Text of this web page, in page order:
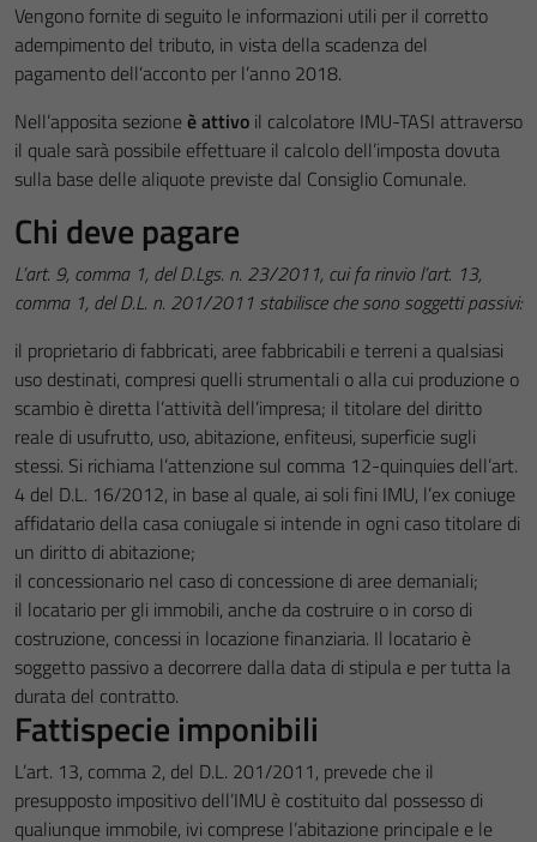
Vengono fornite di seguito le informazioni utili per il corretto
adempimento del tributo, in vista della scadenza del
pagamento dell’acconto per l’anno 2018.
Nell’apposita sezioneè attivo il calcolatore IMU-TASI attraverso
il quale sarà possibile effettuare il calcolo dell’imposta dovuta
sulla base delle aliquote previste dal Consiglio Comunale.
Chi deve pagare
L’art. 9, comma 1, del D.Lgs. n. 23/2011, cui fa rinvio l’art. 13,
comma 1, del D.L. n. 201/2011 stabilisce che sono soggetti passivi:
il proprietario di fabbricati, aree fabbricabili e terreni a qualsiasi
uso destinati, compresi quelli strumentali o alla cui produzione o
scambio è diretta l’attività dell’impresa; il titolare del diritto
reale di usufrutto, uso, abitazione, enfiteusi, superficie sugli
stessi. Si richiama l’attenzione sul comma 12-quinquies dell’art.
4 del D.L. 16/2012, in base al quale, ai soli fini IMU, l’ex coniuge
affidatario della casa coniugale si intende in ogni caso titolare di
un diritto di abitazione;
il concessionario nel caso di concessione di aree demaniali;
il locatario per gli immobili, anche da costruire o in corso di
costruzione, concessi in locazione finanziaria. Il locatario è
soggetto passivo a decorrere dalla data di stipula e per tutta la
durata del contratto.
Fattispecie imponibili
L’art. 13, comma 2, del D.L. 201/2011, prevede che il
presupposto impositivo dell’IMU è costituito dal possesso di
qualiunque immobile, ivi comprese l’abitazione principale e le